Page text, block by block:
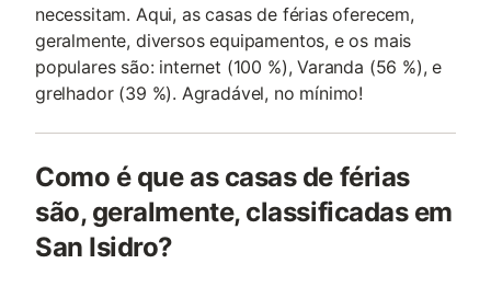
necessitam. Aqui, as casas de férias oferecem,
geralmente, diversos equipamentos, e os mais
populares são: internet (100 %), Varanda (56 %), e
grelhador (39 %). Agradável, no mínimo!
Como é que as casas de férias
são, geralmente, classificadas em
San Isidro?